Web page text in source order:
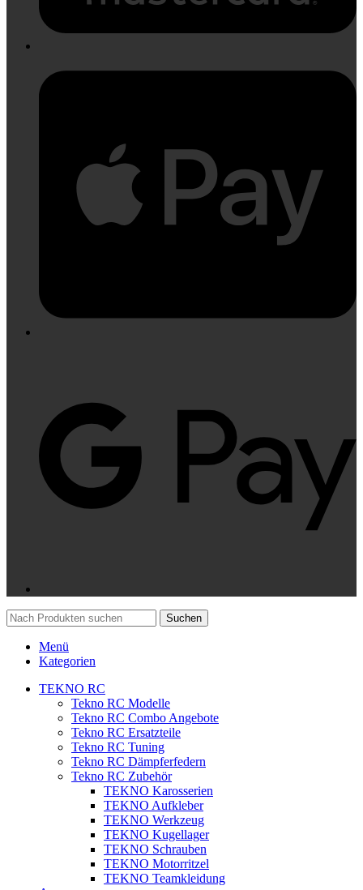
Suchen
Menü
Kategorien
TEKNO RC
Tekno RC Modelle
Tekno RC Combo Angebote
Tekno RC Ersatzteile
Tekno RC Tuning
Tekno RC Dämpferfedern
Tekno RC Zubehör
TEKNO Karosserien
TEKNO Aufkleber
TEKNO Werkzeug
TEKNO Kugellager
TEKNO Schrauben
TEKNO Motorritzel
TEKNO Teamkleidung